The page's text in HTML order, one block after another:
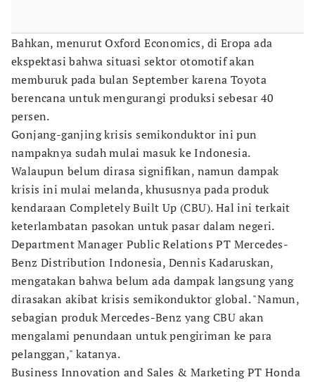
Bahkan, menurut Oxford Economics, di Eropa ada
ekspektasi bahwa situasi sektor otomotif akan
memburuk pada bulan September karena Toyota
berencana untuk mengurangi produksi sebesar 40
persen.
Gonjang-ganjing krisis semikonduktor ini pun
nampaknya sudah mulai masuk ke Indonesia.
Walaupun belum dirasa signifikan, namun dampak
krisis ini mulai melanda, khususnya pada produk
kendaraan Completely Built Up (CBU). Hal ini terkait
keterlambatan pasokan untuk pasar dalam negeri.
Department Manager Public Relations PT Mercedes-
Benz Distribution Indonesia, Dennis Kadaruskan,
mengatakan bahwa belum ada dampak langsung yang
dirasakan akibat krisis semikonduktor global. "Namun,
sebagian produk Mercedes-Benz yang CBU akan
mengalami penundaan untuk pengiriman ke para
pelanggan," katanya.
Business Innovation and Sales & Marketing PT Honda